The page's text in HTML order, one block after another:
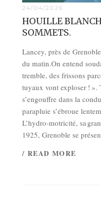
24/04/2026
HOUILLE
SOMMETS.
Lancey, près de
du matin.On entend
tremble, des frissons
tuyaux vont exploser ! ».
s’engouffre dans la
parapluie s’ébroue
L’hydro-motricité, sa
1925, Grenoble se
/ READ MORE